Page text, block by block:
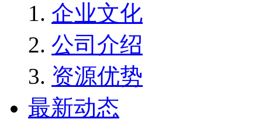
企业文化
公司介绍
资源优势
最新动态